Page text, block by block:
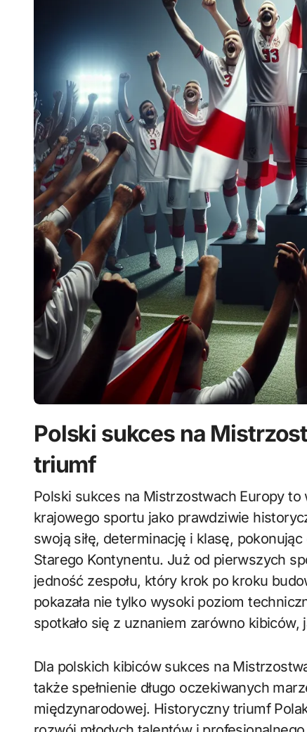
Polski sukces na
triumf
Polski sukces na Mistrzostwach Europy to wydarzenie, które na długo zapisze się w historii
krajowego sportu jako prawdziwie
swoją siłę, determinację i klasę,
Starego Kontynentu. Już od pierwszych
jedność zespołu, który krok po kroku
pokazała nie tylko wysoki poziom
spotkało się z uznaniem zarówno
Dla polskich kibiców sukces na
także spełnienie długo oczekiwanych
międzynarodowej. Historyczny triumf